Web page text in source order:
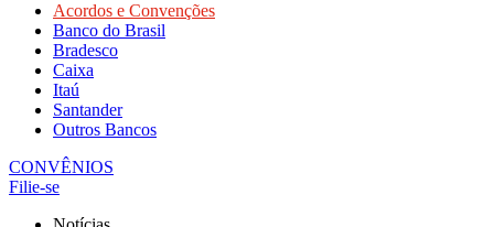
Acordos e Convenções
Banco do Brasil
Bradesco
Caixa
Itaú
Santander
Outros Bancos
CONVÊNIOS
Filie-se